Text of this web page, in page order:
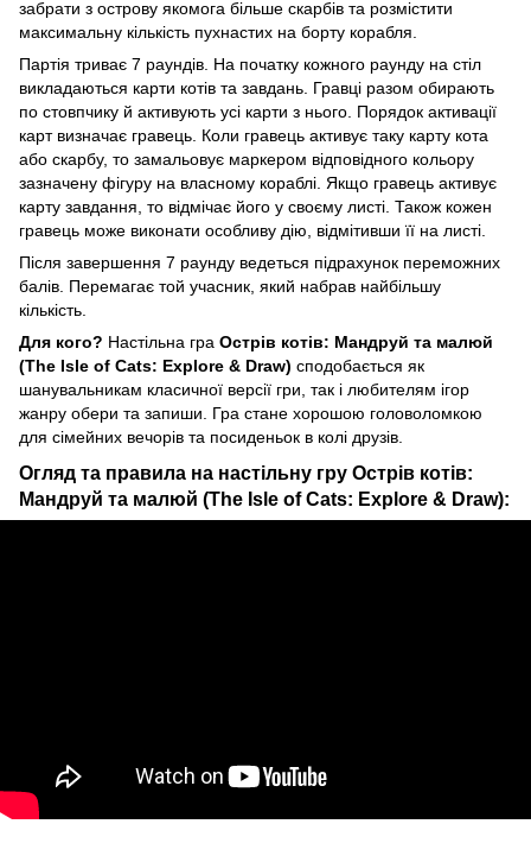
забрати з острову якомога більше скарбів та розмістити
максимальну кількість пухнастих на борту корабля.
Партія триває 7 раундів. На початку кожного раунду на стіл
викладаються карти котів та завдань. Гравці разом обирають
по стовпчику й активують усі карти з нього. Порядок активації
карт визначає гравець. Коли гравець активує таку карту кота
або скарбу, то замальовує маркером відповідного кольору
зазначену фігуру на власному кораблі. Якщо гравець активує
карту завдання, то відмічає його у своєму листі. Також кожен
гравець може виконати особливу дію, відмітивши її на листі.
Після завершення 7 раунду ведеться підрахунок переможних
балів. Перемагає той учасник, який набрав найбільшу
кількість.
Для кого? Настільна гра Острів котів: Мандруй та малюй
(The Isle of Cats: Explore & Draw) сподобається як
шанувальникам класичної версії гри, так і любителям ігор
жанру обери та запиши. Гра стане хорошою головоломкою
для сімейних вечорів та посиденьок в колі друзів.
Огляд та правила на настільну гру Острів котів:
Мандруй та малюй (The Isle of Cats: Explore & Draw):